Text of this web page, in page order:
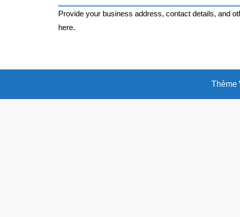
Provide your business address, contact details, and
here.
Thème